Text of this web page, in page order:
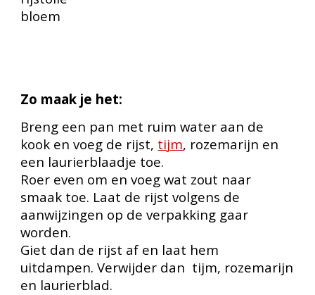
bloem
Zo maak je het:
Breng een pan met ruim water aan de
kook en voeg de rijst, tijm, rozemarijn en
een laurierblaadje toe.
Roer even om en voeg wat zout naar
smaak toe. Laat de rijst volgens de
aanwijzingen op de verpakking gaar
worden.
Giet dan de rijst af en laat hem
uitdampen. Verwijder dan tijm, rozemarijn
en laurierblad.